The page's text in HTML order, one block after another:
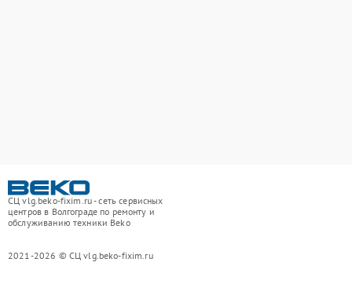
СЦ vlg.beko-fixim.ru - сеть сервисных
центров в Волгограде по ремонту и
обслуживанию техники Beko
2021-2026 © СЦ vlg.beko-fixim.ru